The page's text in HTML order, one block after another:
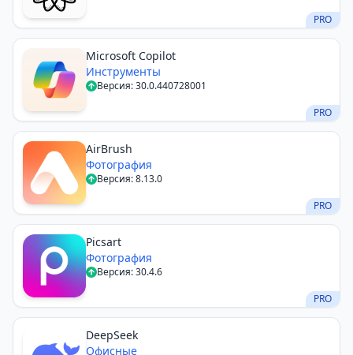
PRO
​​Microsoft Copilot
Инструменты
Версия: 30.0.440728001
PRO
AirBrush
Фотография
Версия: 8.13.0
PRO
Picsart
Фотография
Версия: 30.4.6
PRO
DeepSeek
Офисные